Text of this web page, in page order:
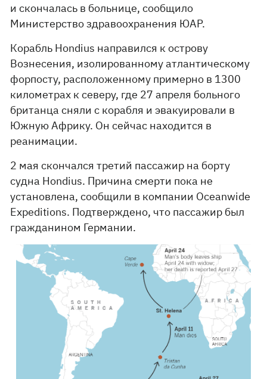
и скончалась в больнице, сообщило
Министерство здравоохранения ЮАР.
Корабль Hondius направился к острову
Вознесения, изолированному атлантическому
форпосту, расположенному примерно в 1300
километрах к северу, где 27 апреля больного
британца сняли с корабля и эвакуировали в
Южную Африку. Он сейчас находится в
реанимации.
2 мая скончался третий пассажир на борту
судна Hondius. Причина смерти пока не
установлена, сообщили в компании Oceanwide
Expeditions. Подтверждено, что пассажир был
гражданином Германии.